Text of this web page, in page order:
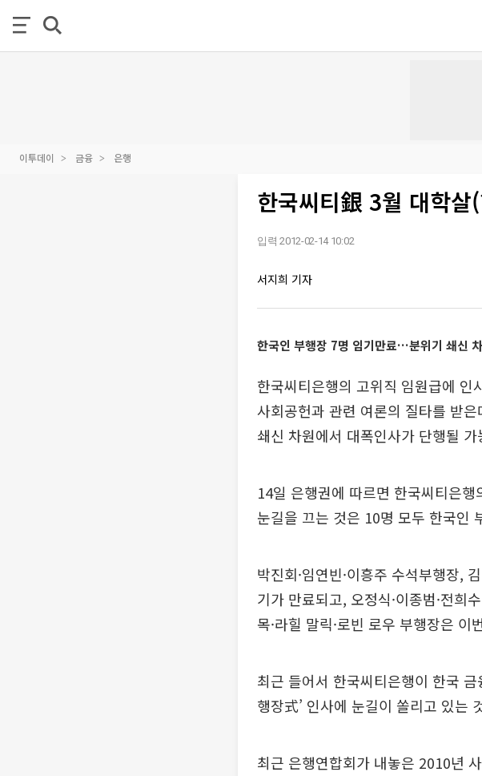
이투데이 금융 은행
한국씨티銀 3월 대학살
입력 2012-02-14 10:02
서지희 기자
한국인 부행장 7명 임기만료…분위기 쇄신
한국씨티은행의 고위직 임원급에
사회공헌과 관련 여론의 질타를 받
쇄신 차원에서 대폭인사가 단행될
14일 은행권에 따르면 한국씨티은
눈길을 끄는 것은 10명 모두 한국인
박진회·임연빈·이흥주 수석부행장,
기가 만료되고, 오정식·이종범·전희
목·라힐 말릭·로빈 로우 부행장은
최근 들어서 한국씨티은행이 한국
행장式’ 인사에 눈길이 쏠리고 있는
최근 은행연합회가 내놓은 2010년